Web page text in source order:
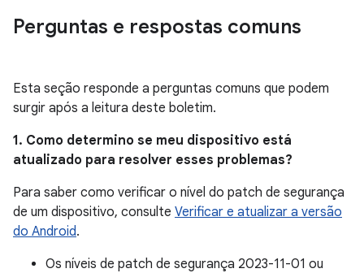
Perguntas e respostas comuns
Esta seção responde a perguntas comuns que podem
surgir após a leitura deste boletim.
1. Como determino se meu dispositivo está
atualizado para resolver esses problemas?
Para saber como verificar o nível do patch de segurança
de um dispositivo, consulte Verificar e atualizar a versão
do Android.
Os níveis de patch de segurança 2023-11-01 ou